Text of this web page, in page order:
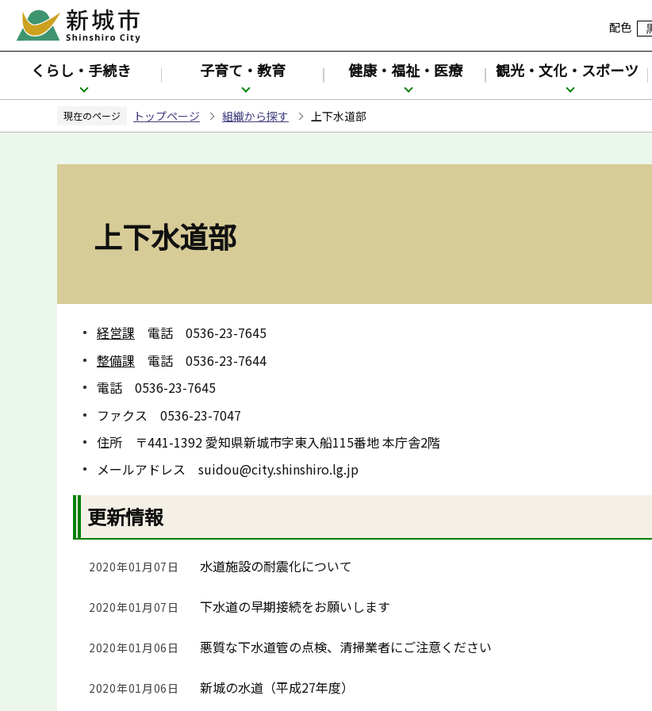
ペ
ジ
先
配色
くらし・手続き 子育て・教育 健康・福祉・医療 観光・文化・スポーツ
現在のページ トップページ 組織から探す 上下水道部
上下水道部
経営課 電話 0536-23-7645
整備課 電話 0536-23-7644
電話 0536-23-7645
ファクス 0536-23-7047
住所 〒441-1392 愛知県新城市字東入船115番地 本庁舎2階
メールアドレス suidou@city.shinshiro.lg.jp
更新情報
2020年01月07日 水道施設の耐震化について
2020年01月07日 下水道の早期接続をお願いします
2020年01月06日 悪質な下水道管の点検、清掃業者にご注意ください
2020年01月06日 新城の水道（平成27年度）